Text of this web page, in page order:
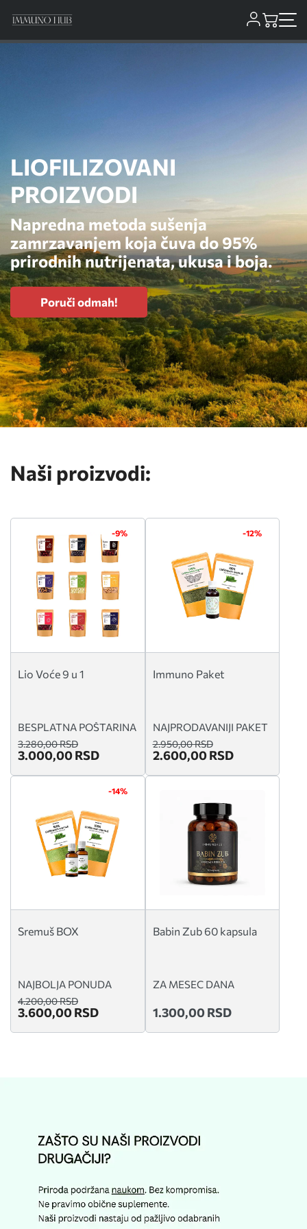
Napredna metoda sušenja
zamrzavanjem koja čuva do 95%
prirodnih nutrijenata, ukusa i boja.
LIOFILIZOVANI
PROIZVODI
Poruči odmah!
Naši proizvodi:
-9%
Lio Voće 9 u 1
BESPLATNA POŠTARINA
3.280,00 RSD
3.000,00 RSD
-12%
Immuno Paket
NAJPRODAVANIJI PAKET
2.950,00 RSD
2.600,00 RSD
-14%
Sremuš BOX
NAJBOLJA PONUDA
4.200,00 RSD
3.600,00 RSD
Babin Zub 60 kapsula
ZA MESEC DANA
1.300,00 RSD